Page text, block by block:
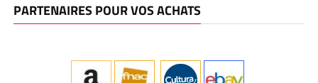
PARTENAIRES POUR VOS ACHATS